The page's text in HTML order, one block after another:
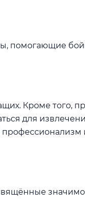
помогающие
Кроме того,
для